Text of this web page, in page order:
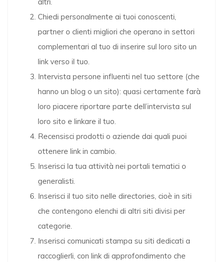
Chiedi personalmente ai tuoi conoscenti,
partner o clienti migliori che operano in settori
complementari al tuo di inserire sul loro sito un
link verso il tuo.
Intervista persone influenti nel tuo settore (che
hanno un blog o un sito): quasi certamente farà
loro piacere riportare parte dell’intervista sul
loro sito e linkare il tuo.
Recensisci prodotti o aziende dai quali puoi
ottenere link in cambio.
Inserisci la tua attività nei portali tematici o
generalisti.
Inserisci il tuo sito nelle directories, cioè in siti
che contengono elenchi di altri siti divisi per
categorie.
Inserisci comunicati stampa su siti dedicati a
raccoglierli, con link di approfondimento che